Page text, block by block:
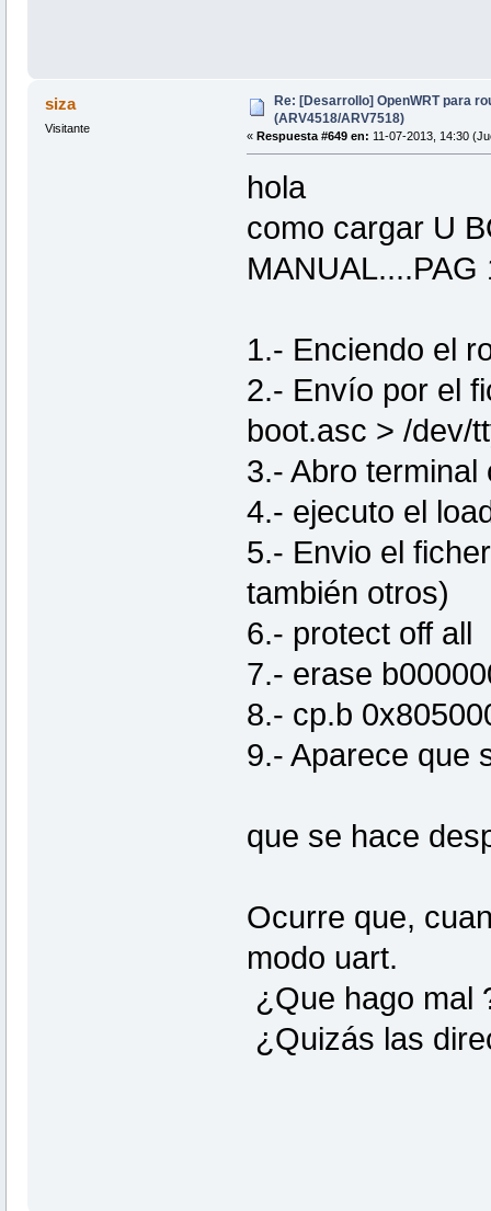
siza
Visitante
Re: [Desarrollo] OpenWRT para
(ARV4518/ARV7518)
« Respuesta #649 en: 11-07-2013, 14:30
hola
como cargar U
MANUAL....PAG
1.- Enciendo el
2.- Envío por el
boot.asc > /dev/
3.- Abro
4.- ejecuto el
5.- Envio el
también otros)
6.- protect off all
7.- erase
8.- cp.b
9.- Aparece que
que se hace
Ocurre que,
modo uart.
¿Que hago mal
¿Quizás las